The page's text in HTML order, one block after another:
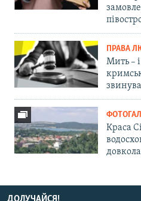
ПРАВА
Мить –
Краса
довкола
ДОЛУЧАЙСЯ!